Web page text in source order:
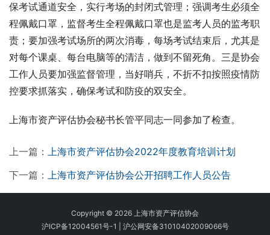
保考试通道安全，实行考场的封闭式管理；强调考生必须全
程佩戴口罩，监督考生全程佩戴口罩也是监考人员的监考职
责；要加强考试场所的两次消毒，每场考试结束后，尤其是
对每个课桌、每台电脑等的清洁，做到不留死角。三是协会
工作人员要加强监督管理，当好哨兵，不折不扣按照疫情防
控要求抓落实，确保考试和防疫的双安全。
上海市资产评估协会秘书长管平同志一同参加了检查。
上一篇： 上海市资产评估协会2022年度教育培训计划
下一篇： 上海市资产评估协会公开招聘工作人员公告
Copyright © 2026 上海市资产评估协会
沪ICP备12004561号-1
沪公网安备31010402009066号